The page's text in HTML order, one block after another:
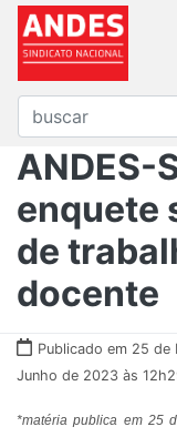
ANDES-
enquete
de
docente
Publicado em 25 de
Junho de 2023 às
*matéria publica em 25